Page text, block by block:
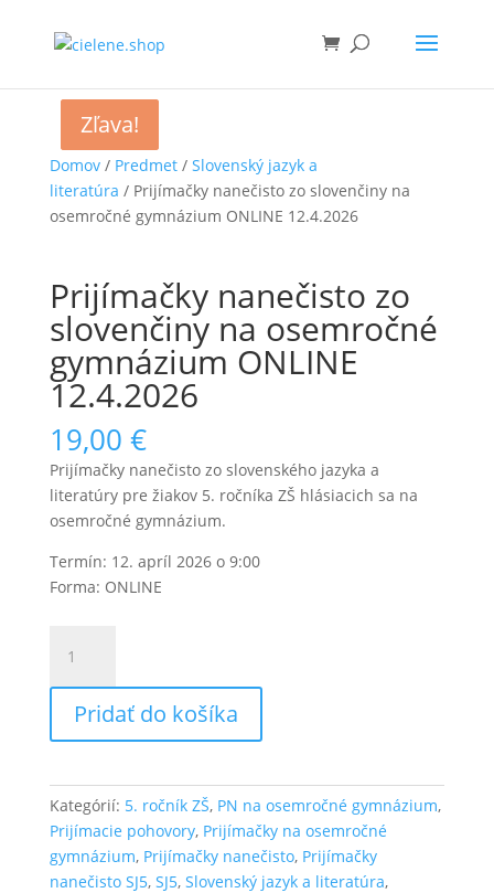
Domov/ Predmet/ Slovenský jazyk a
literatúra / Prijímačky nanečisto zo slovenčiny na
osemročné gymnázium ONLINE 12.4.2026
Prijímačky nanečisto zo
slovenčiny na osemročné
gymnázium ONLINE
12.4.2026
19,00 €
Prijímačky nanečisto zo slovenského jazyka a
literatúry pre žiakov 5. ročníka ZŠ hlásiacich sa na
osemročné gymnázium.
Termín: 12. apríl 2026 o 9:00
Forma: ONLINE
Prijímačky
nanečisto
slovenčiny
osemročné
gymnázium
ONLINE
12.4.2026
Pridať do košíka
Kategórií: 5. ročník ZŠ, PN na osemročné gymnázium,
Prijímacie pohovory, Prijímačky na osemročné
gymnázium, Prijímačky nanečisto, Prijímačky
nanečisto SJ5, SJ5, Slovenský jazyk a literatúra,
Zľava!
Zľava!